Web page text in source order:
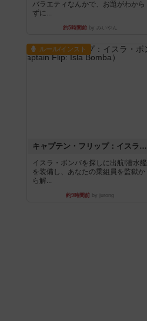
バラエティなんかで、お題がわから
ずに...
約5時間前by みいやん
ルール/インスト
キャプテン・フリップ：イスラ・ボンバ
イスラ・ボンバを探しに出航!潜水艦
を装備し、あなたの乗組員を監獄か
ら解...
約9時間前 by jurong